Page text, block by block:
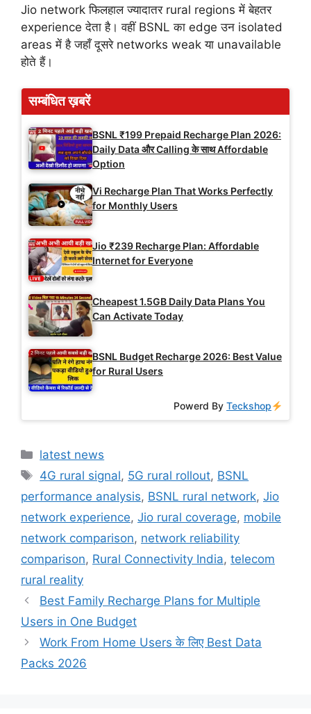
Jio network फिलहाल ज्यादातर rural regions में बेहतर
experience देता है। वहीं BSNL का edge उन isolated
areas में है जहाँ दूसरे networks weak या unavailable
होते हैं।
सम्बंधित ख़बरें
BSNL ₹199 Prepaid Recharge Plan 2026:
Daily Data और Calling के साथ Affordable
Option
Vi Recharge Plan That Works Perfectly
for Monthly Users
Jio ₹239 Recharge Plan: Affordable
Internet for Everyone
Cheapest 1.5GB Daily Data Plans You
Can Activate Today
BSNL Budget Recharge 2026: Best Value
for Rural Users
Powerd ByTeckshop
Categories
latest news
Tags
4G rural signal, 5G rural rollout, BSNL
performance analysis, BSNL rural network, Jio
network experience, Jio rural coverage, mobile
network comparison, network reliability
comparison, Rural Connectivity India, telecom
rural reality
Best Family Recharge Plans for Multiple
Users in One Budget
Work From Home Users के लिए Best Data
Packs 2026